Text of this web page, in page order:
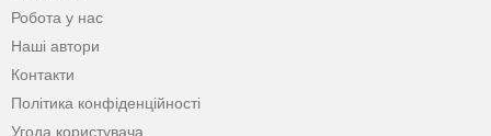
Робота у нас
Наші автори
Контакти
Політика конфіденційності
Угода користувача